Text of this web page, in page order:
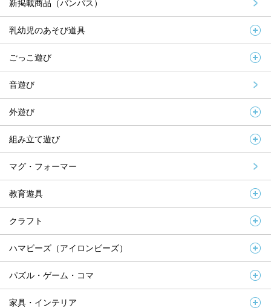
新掲載商品（バンパス）
乳幼児のあそび道具
ごっこ遊び
音遊び
外遊び
組み立て遊び
マグ・フォーマー
教育遊具
クラフト
ハマビーズ（アイロンビーズ）
パズル・ゲーム・コマ
家具・インテリア